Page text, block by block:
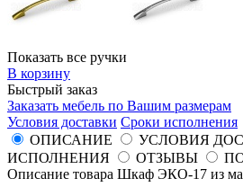
Показать все ручки
В корзину
Быстрый заказ
Заказать мебель по Вашим размерам
Условия доставки Сроки исполнения
ОПИСАНИЕ
УСЛОВИЯ
ИСПОЛНЕНИЯ
ОТЗЫВЫ
Описание товара Шкаф ЭКО-17 из